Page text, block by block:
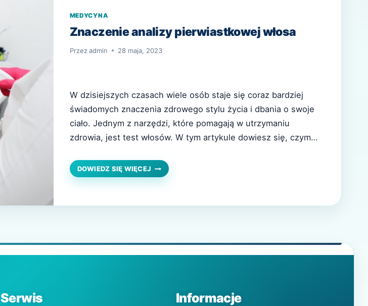
MEDYCYNA
Znaczenie analizy pierwiastkowej włosa
Przez admin 28 maja, 2023
W dzisiejszych czasach wiele osób staje się coraz bardziej
świadomych znaczenia zdrowego stylu życia i dbania o swoje
ciało. Jednym z narzędzi, które pomagają w utrzymaniu
zdrowia, jest test włosów. W tym artykule dowiesz się, czym
można znaleźć w analizie pierwiastkowej włosa oraz jakie są
korzyści wynikające…
DOWIEDZ SIĘ WIĘCEJ ZNACZENIE
ANALIZY
Serwis Informacje